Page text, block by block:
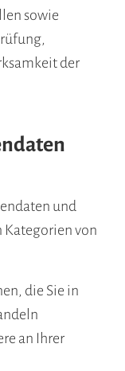
sowie
der
und
Kategorien von
die Sie in
an Ihrer